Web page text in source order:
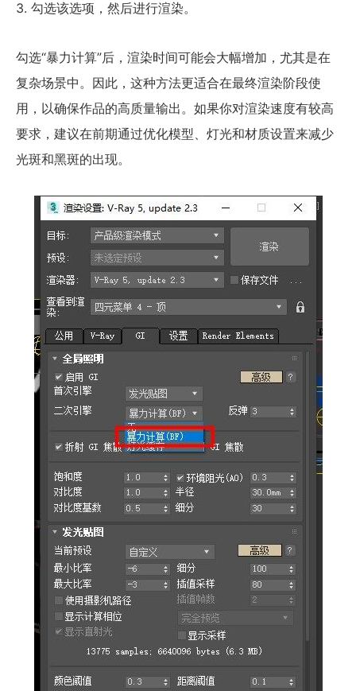
3. 勾选该选项，然后进行渲染。
勾选“暴力计算”后，渲染时间可能会大幅增加，尤其是在
复杂场景中。因此，这种方法更适合在最终渲染阶段使
用，以确保作品的高质量输出。如果你对渲染速度有较高
要求，建议在前期通过优化模型、灯光和材质设置来减少
光斑和黑斑的出现。